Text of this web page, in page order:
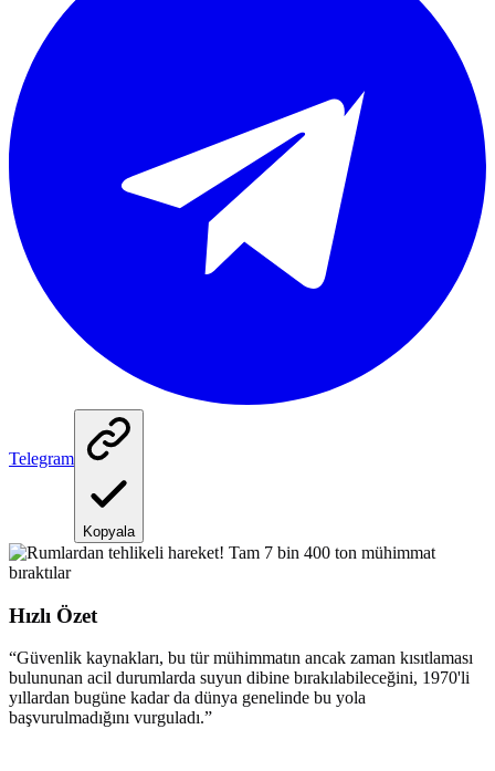
Telegram
Kopyala
Hızlı Özet
“Güvenlik kaynakları, bu tür mühimmatın ancak zaman kısıtlaması
bulununan acil durumlarda suyun dibine bırakılabileceğini, 1970'li
yıllardan bugüne kadar da dünya genelinde bu yola
başvurulmadığını vurguladı.”